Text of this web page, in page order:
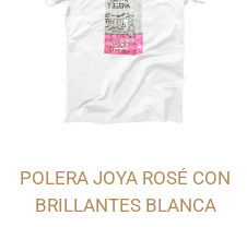
POLERA JOYA ROSÉ CON
BRILLANTES BLANCA